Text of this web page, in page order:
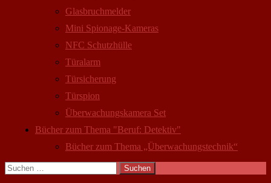
Glasbruchmelder
Mini Spionage-Kameras
NFC Schutzhülle
Türalarm
Türsicherung
Türspion
Überwachungs­kamera Set
Bücher zum Thema "Beruf: Detektiv"
Bücher zum Thema „Überwachungstechnik“
Suchen
nach: